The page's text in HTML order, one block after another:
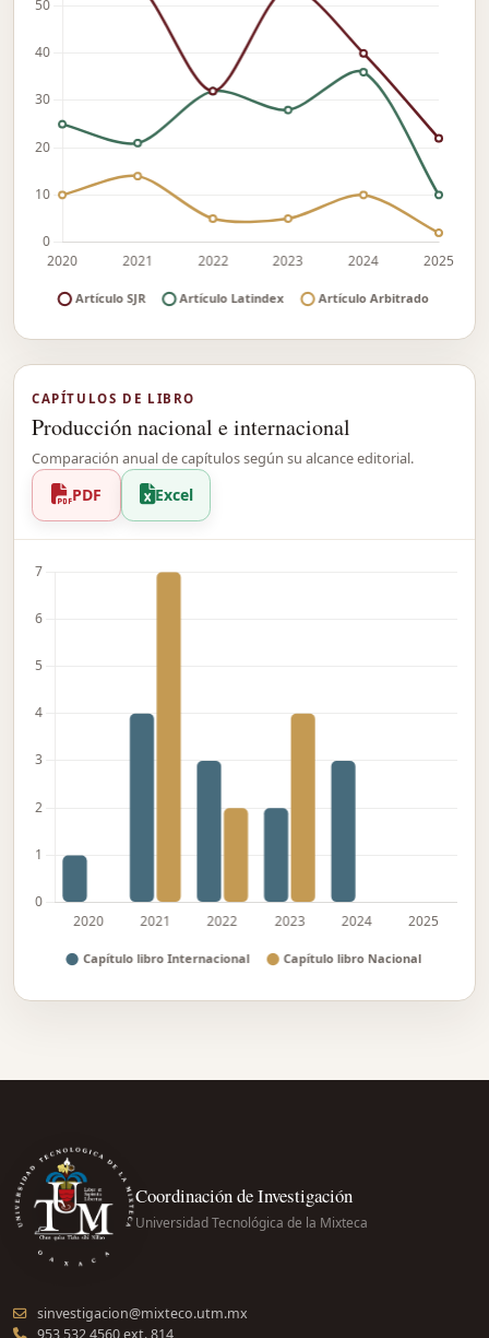
CAPÍTULOS DE LIBRO
Producción nacional e internacional
Comparación anual de capítulos según su alcance editorial.
PDF Excel
Coordinación de Investigación
Universidad Tecnológica de la Mixteca
sinvestigacion@mixteco.utm.mx